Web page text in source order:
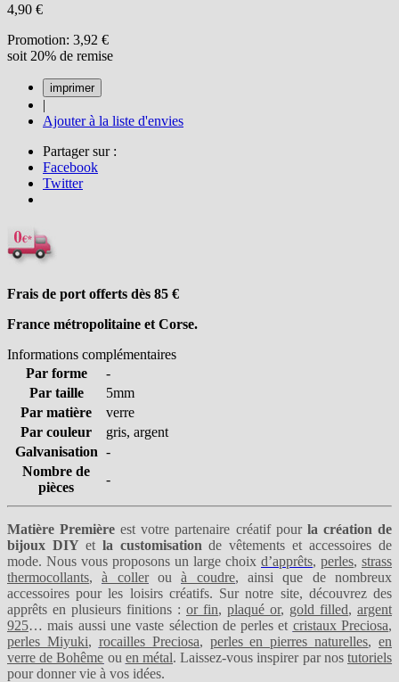
4,90 €
Promotion: 3,92 €
soit 20% de remise
|
Ajouter à la liste d'envies
Partager sur :
Facebook
Twitter
Frais de port offerts dès 85 €
France métropolitaine et Corse.
Informations complémentaires
Par forme
-
Par taille
5mm
Par matière
verre
Par couleur
gris, argent
Galvanisation -
Nombre de
pièces
-
Matière Première est votre partenaire créatif pourla création de
bijoux DIY etla customisation de vêtements et accessoires de
mode. Nous vous proposons un large choix d’apprêts, perles, strass
thermocollants,à collerouà coudre, ainsi que de nombreux
accessoires pour les loisirs créatifs. Sur notre site, découvrez des
apprêts en plusieurs finitions : or fin, plaqué or, gold filled, argent
925… mais aussi une vaste sélection de perles et cristaux Preciosa,
perles Miyuki, rocailles Preciosa, perles en pierres naturelles, en
verre de Bohême ou en métal. Laissez-vous inspirer par nostutoriels
pour donner vie à vos idées.